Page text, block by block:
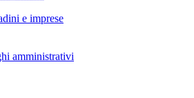
e imprese
amministrativi